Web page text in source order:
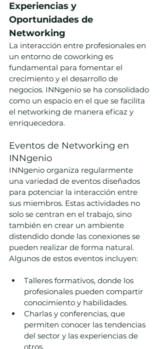
Experiencias y
Oportunidades de
Networking
La interacción entre profesionales en
un entorno de coworking es
fundamental para fomentar el
crecimiento y el desarrollo de
negocios. INNgenio se ha consolidado
como un espacio en el que se facilita
el networking de manera eficaz y
enriquecedora.
Eventos de Networking en
INNgenio
INNgenio organiza regularmente
una variedad de eventos diseñados
para potenciar la interacción entre
sus miembros. Estas actividades no
solo se centran en el trabajo, sino
también en crear un ambiente
distendido donde las conexiones se
pueden realizar de forma natural.
Algunos de estos eventos incluyen:
Talleres formativos, donde los
profesionales pueden compartir
conocimiento y habilidades.
Charlas y conferencias, que
permiten conocer las tendencias
del sector y las experiencias de
otros.